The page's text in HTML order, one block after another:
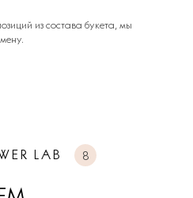
из состава букета, мы